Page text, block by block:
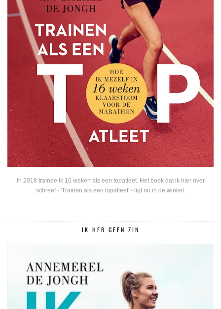
In 2018 trainde ik 16 weken als een topatleet. Het boek dat ik hier over
schreef - 'Trainen als een topatleet' - ligt nu in de winkel.
IK HEB GEEN ZIN